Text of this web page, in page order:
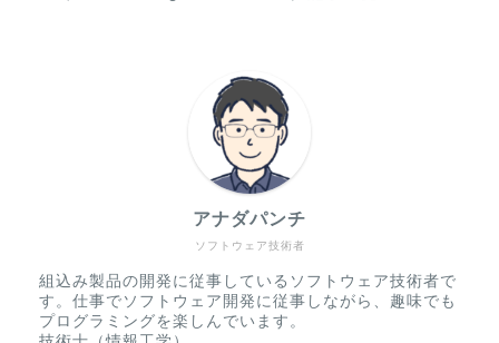
ソフトウェア技術者
アナダパンチ
組込み製品の開発に従事しているソフトウェア技術者で
す。仕事でソフトウェア開発に従事しながら、趣味でも
プログラミングを楽しんでいます。